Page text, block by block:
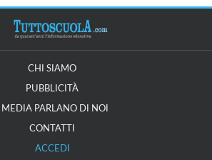
CHI SIAMO
PUBBLICITÀ
I MEDIA PARLANO DI NOI
CONTATTI
ACCEDI